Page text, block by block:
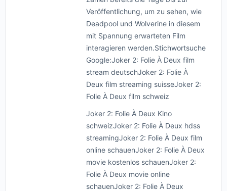
Veröffentlichung, um zu sehen, wie
Deadpool und Wolverine in diesem
mit Spannung erwarteten Film
interagieren werden.Stichwortsuche
Google:Joker 2: Folie À Deux film
stream deutschJoker 2: Folie À
Deux film streaming suisseJoker 2:
Folie À Deux film schweiz
Joker 2: Folie À Deux Kino
schweizJoker 2: Folie À Deux hdss
streamingJoker 2: Folie À Deux film
online schauenJoker 2: Folie À Deux
movie kostenlos schauenJoker 2:
Folie À Deux movie online
schauenJoker 2: Folie À Deux